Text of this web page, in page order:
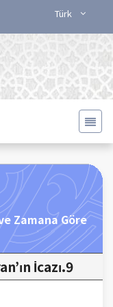
Türk
Zamana Göre
9.Akaid ve Kuran’ın İcazı